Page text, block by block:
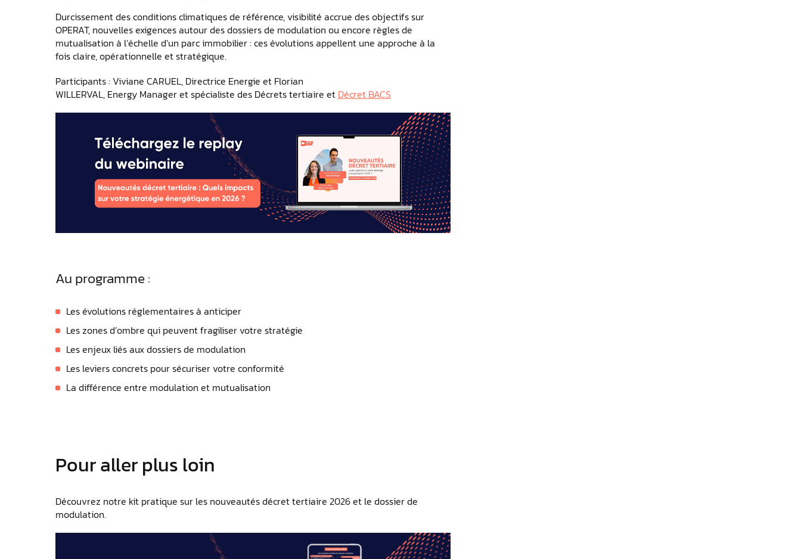
Durcissement des conditions climatiques de référence, visibilité accrue des objectifs sur
OPERAT, nouvelles exigences autour des dossiers de modulation ou encore règles de
mutualisation à l’échelle d’un parc immobilier : ces évolutions appellent une approche à la
fois claire, opérationnelle et stratégique.
Participants : Viviane CARUEL, Directrice Energie et Florian
WILLERVAL, Energy Manager et spécialiste des Décrets tertiaire et Décret BACS
Au programme :
Les évolutions réglementaires à anticiper
Les zones d’ombre qui peuvent fragiliser votre stratégie
Les enjeux liés aux dossiers de modulation
Les leviers concrets pour sécuriser votre conformité
La différence entre modulation et mutualisation
Pour aller plus loin
Découvrez notre kit pratique sur les nouveautés décret tertiaire 2026 et le dossier de
modulation.